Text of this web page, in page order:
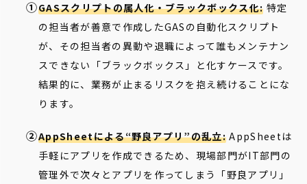
GASスクリプトの属人化・ブラックボックス化: 特定
の担当者が善意で作成したGASの自動化スクリプト
が、その担当者の異動や退職によって誰もメンテナン
スできない「ブラックボックス」と化すケースです。
結果的に、業務が止まるリスクを抱え続けることにな
ります。
AppSheetによる“野良アプリ”の乱立: AppSheetは
手軽にアプリを作成できるため、現場部門がIT部門の
管理外で次々とアプリを作ってしまう「野良アプリ」